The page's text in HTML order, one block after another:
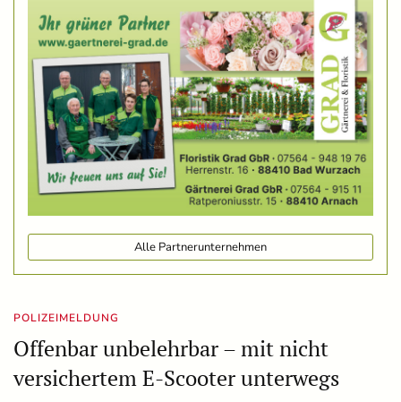
Alle Partnerunternehmen
POLIZEIMELDUNG
Offenbar unbelehrbar – mit nicht
versichertem E-Scooter unterwegs